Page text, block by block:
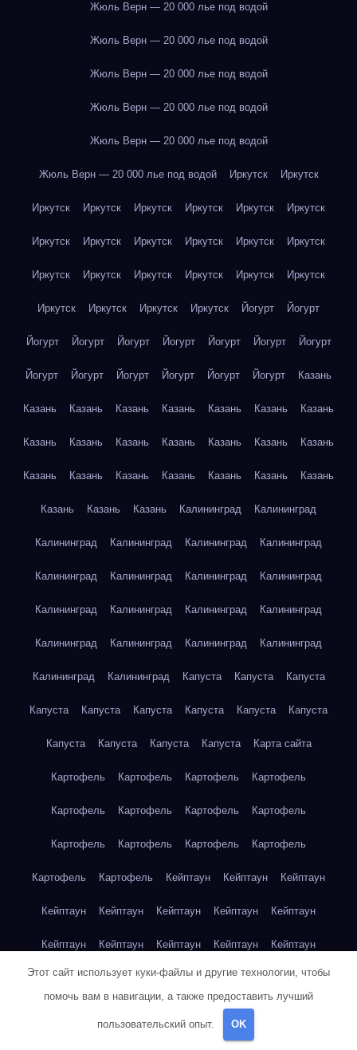
Жюль Верн — 20 000 лье под водой
Жюль Верн — 20 000 лье под водой
Жюль Верн — 20 000 лье под водой
Жюль Верн — 20 000 лье под водой
Жюль Верн — 20 000 лье под водой
Жюль Верн — 20 000 лье под водой Иркутск Иркутск
Иркутск Иркутск Иркутск Иркутск Иркутск Иркутск
Иркутск Иркутск Иркутск Иркутск Иркутск Иркутск
Иркутск Иркутск Иркутск Иркутск Иркутск Иркутск
Иркутск Иркутск Иркутск Иркутск Йогурт Йогурт
Йогурт Йогурт Йогурт Йогурт Йогурт Йогурт Йогурт
Йогурт Йогурт Йогурт Йогурт Йогурт Йогурт Казань
Казань Казань Казань Казань Казань Казань Казань
Казань Казань Казань Казань Казань Казань Казань
Казань Казань Казань Казань Казань Казань Казань
Казань Казань Казань Калининград Калининград
Калининград Калининград Калининград Калининград
Калининград Калининград Калининград Калининград
Калининград Калининград Калининград Калининград
Калининград Калининград Калининград Калининград
Калининград Калининград Капуста Капуста Капуста
Капуста Капуста Капуста Капуста Капуста Капуста
Капуста Капуста Капуста Капуста Карта сайта
Картофель Картофель Картофель Картофель
Картофель Картофель Картофель Картофель
Картофель Картофель Картофель Картофель
Картофель Картофель Кейптаун Кейптаун Кейптаун
Кейптаун Кейптаун Кейптаун Кейптаун Кейптаун
Кейптаун Кейптаун Кейптаун Кейптаун Кейптаун
Кейптаун Кейптаун Кейптаун Кейптаун Кейптаун
Клубника
Красноярск
Этот сайт использует куки-файлы и другие технологии, чтобы
помочь вам в навигации, а также предоставить лучший
пользовательский опыт. OK